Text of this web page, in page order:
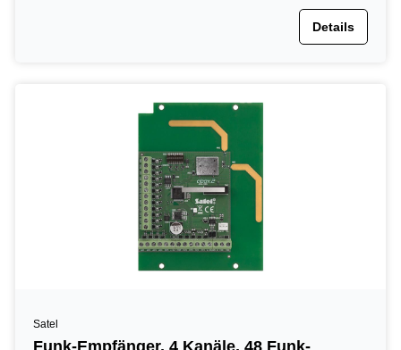
Details
Satel
Funk-Empfänger, 4 Kanäle, 48 Funk-